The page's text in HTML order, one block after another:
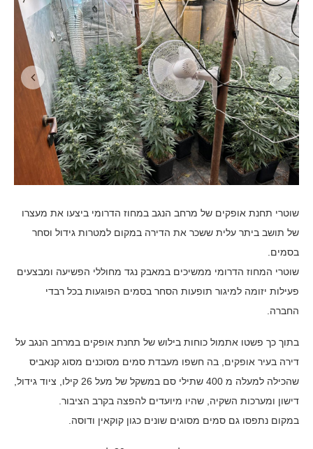
שוטרי תחנת אופקים של מרחב הנגב במחוז הדרומי ביצעו את מעצרו
של תושב ביתר עלית ששכר את הדירה במקום למטרות גידול וסחר
בסמים.
שוטרי המחוז הדרומי ממשיכים במאבק נגד מחוללי הפשיעה ומבצעים
פעילות יזומה למיגור תופעות הסחר בסמים הפוגעות בכל רבדי
החברה.
בתוך כך פשטו אתמול כוחות בילוש של תחנת אופקים במרחב הנגב על
דירה בעיר אופקים, בה חשפו מעבדת סמים מסוכנים מסוג קנאביס
שהכילה למעלה מ 400 שתילי סם במשקל של מעל 26 קילו, ציוד גידול,
דישון ומערכות השקיה, שהיו מיועדים להפצה בקרב הציבור.
במקום נתפסו גם סמים מסוגים שונים כגון קוקאין ודוסה.